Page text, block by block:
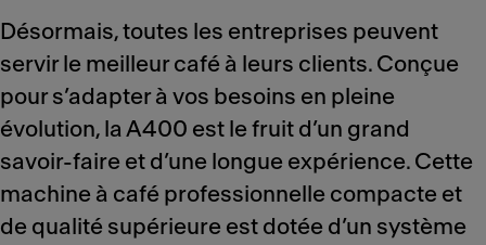
Désormais, toutes les entreprises peuvent
servir le meilleur café à leurs clients. Conçue
pour s’adapter à vos besoins en pleine
évolution, la A400 est le fruit d’un grand
savoir-faire et d’une longue expérience. Cette
machine à café professionnelle compacte et
de qualité supérieure est dotée d’un système